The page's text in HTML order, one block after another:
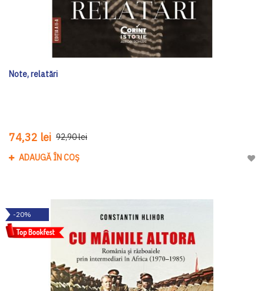
Note, relatări
74,32 lei 92,90 lei
ADAUGĂ ÎN COȘ
-20%